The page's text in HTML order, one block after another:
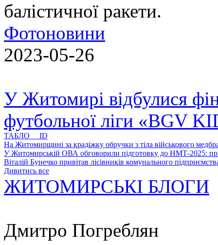
балістичної ракети.
Фотоновини
2023-05-26
У Житомирі відбулися
футбольної ліги «BGV
ТАБЛО ID
На Житомирщині за крадіжку обручки з тіла військового
У Житомирській ОВА обговорили підготовку до НМТ-2025:
Віталій Бунечко привітав лісівників комунального
Дивитись все
ЖИТОМИРСЬКІ БЛОГИ
Дмитро Погреблян